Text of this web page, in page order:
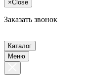
×Close
Заказать звонок
Каталог
Меню